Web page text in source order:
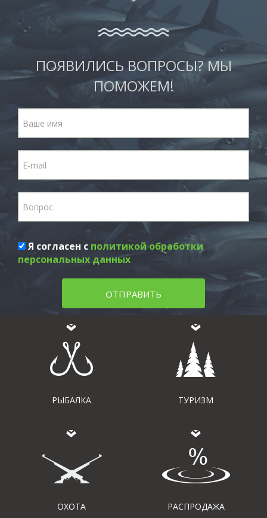
ПОЯВИЛИСЬ ВОПРОСЫ? МЫ
ПОМОЖЕМ!
Я согласен с политикой обработки
персональных данных
ОТПРАВИТЬ
РЫБАЛКА ТУРИЗМ
ОХОТА РАСПРОДАЖА